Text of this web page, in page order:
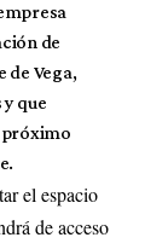
de
de Vega,
que
próximo
el espacio
de acceso